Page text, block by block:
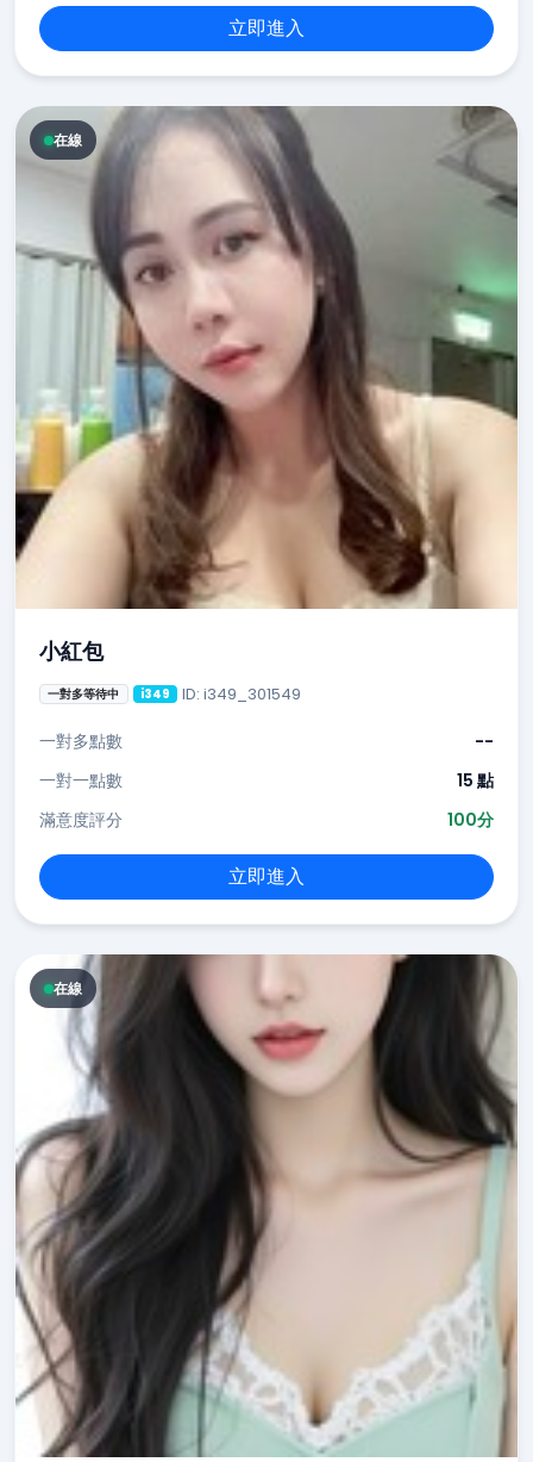
立即進入
在線
小紅包
一對多等待中 i349 ID: i349_301549
一對多點數
--
一對一點數
15 點
滿意度評分
100分
立即進入
在線